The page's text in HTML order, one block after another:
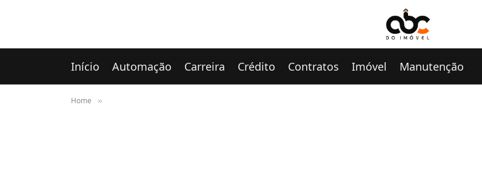
Início Automação Carreira Crédito Contratos Imóvel Manutenção
Home »